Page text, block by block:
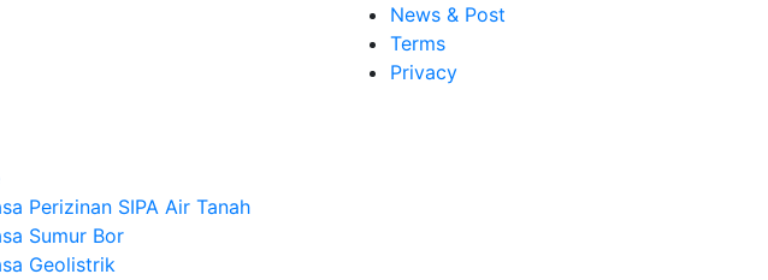
News & Post
Terms
Privacy
Perizinan SIPA Air Tanah
Sumur Bor
Geolistrik